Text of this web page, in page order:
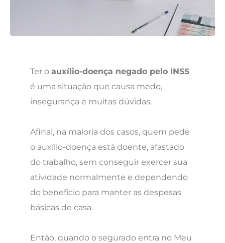
Ter o auxílio-doença negado pelo INSS
é uma situação que causa medo,
insegurança e muitas dúvidas.
Afinal, na maioria dos casos, quem pede
o auxílio-doença está doente, afastado
do trabalho, sem conseguir exercer sua
atividade normalmente e dependendo
do benefício para manter as despesas
básicas de casa.
Então, quando o segurado entra no Meu